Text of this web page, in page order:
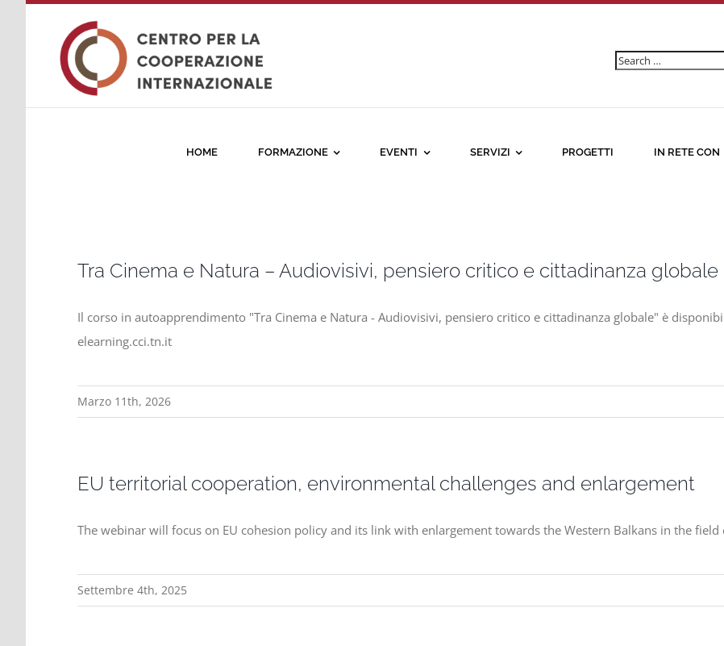
Ricerca
HOME FORMAZIONE EVENTI SERVIZI PROGETTI IN RETE CON
Tra Cinema e Natura – Audiovisivi, pensiero critico e cittadinanza globale
Il corso in autoapprendimento "Tra Cinema e Natura - Audiovisivi, pensiero critico e cittadinanza globale" è
elearning.cci.tn.it
Marzo 11th, 2026
EU territorial cooperation, environmental challenges and enlargement
The webinar will focus on EU cohesion policy and its link with enlargement towards the Western Balkans in the field
Settembre 4th, 2025